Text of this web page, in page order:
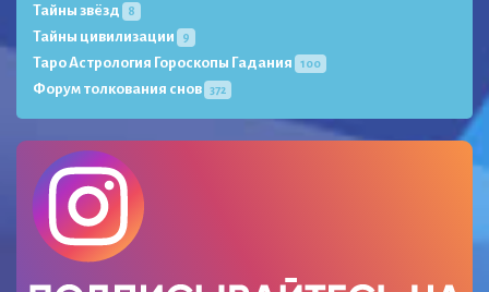
Тайны звёзд 8
Тайны цивилизации 9
Таро Астрология Гороскопы Гадания 100
Форум толкования снов 372